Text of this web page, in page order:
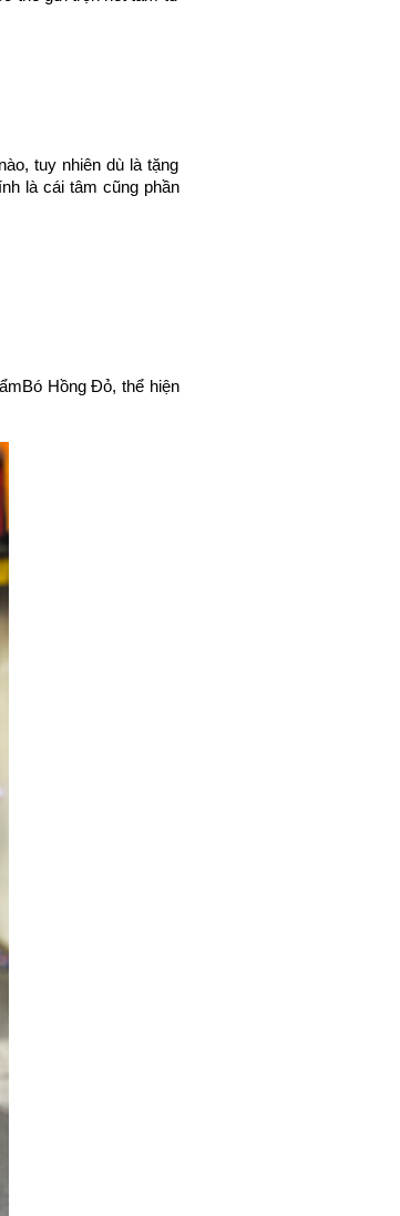
tuy nhiên dù là tặng
là cái tâm cũng phần
Bó Hồng Đỏ, thể hiện